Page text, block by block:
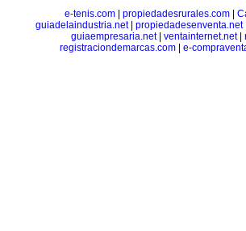
e-tenis.com
propiedadesrurales.com
guiadelaindustria.net propiedadesenventa.net
guiaempresaria.net| ventainternet.net|
registraciondemarcas.com
e-